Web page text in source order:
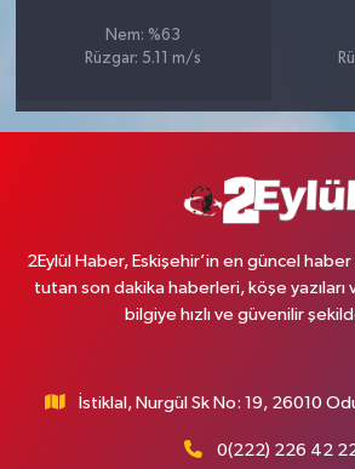
Nem: %63
Rüzgar: 5.11 m/s
2Eylül Haber, Eskişehir’in en güncel haber
tutan son dakika haberleri, köşe
bilgiye hızlı ve güvenilir
İstiklal, Nurgül Sk No: 19, 26010
0(222) 226 42